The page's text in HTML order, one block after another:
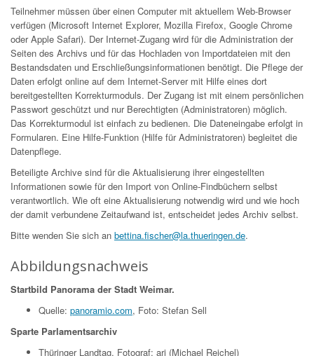
Teilnehmer müssen über einen Computer mit aktuellem Web-Browser
verfügen (Microsoft Internet Explorer, Mozilla Firefox, Google Chrome
oder Apple Safari). Der Internet-Zugang wird für die Administration der
Seiten des Archivs und für das Hochladen von Importdateien mit den
Bestandsdaten und Erschließungsinformationen benötigt. Die Pflege der
Daten erfolgt online auf dem Internet-Server mit Hilfe eines dort
bereitgestellten Korrekturmoduls. Der Zugang ist mit einem persönlichen
Passwort geschützt und nur Berechtigten (Administratoren) möglich.
Das Korrekturmodul ist einfach zu bedienen. Die Dateneingabe erfolgt in
Formularen. Eine Hilfe-Funktion (Hilfe für Administratoren) begleitet die
Datenpflege.
Beteiligte Archive sind für die Aktualisierung ihrer eingestellten
Informationen sowie für den Import von Online-Findbüchern selbst
verantwortlich. Wie oft eine Aktualisierung notwendig wird und wie hoch
der damit verbundene Zeitaufwand ist, entscheidet jedes Archiv selbst.
Bitte wenden Sie sich an bettina.fischer@la.thueringen.de.
Abbildungsnachweis
Startbild Panorama der Stadt Weimar.
Quelle: panoramio.com, Foto: Stefan Sell
Sparte Parlamentsarchiv
Thüringer Landtag, Fotograf: ari (Michael Reichel)